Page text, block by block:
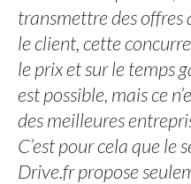
transmettre des
le client, cette
le prix et sur le temps
est possible, mais ce
des meilleures
C’est pour cela que le
Drive.fr propose